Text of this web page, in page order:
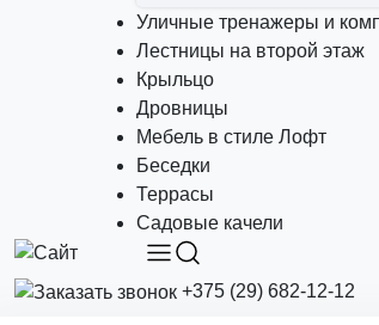
Уличные тренажеры и
Лестницы на второй этаж
Крыльцо
Дровницы
Мебель в стиле Лофт
Беседки
Террасы
Садовые качели
+375 (29) 682-12-12